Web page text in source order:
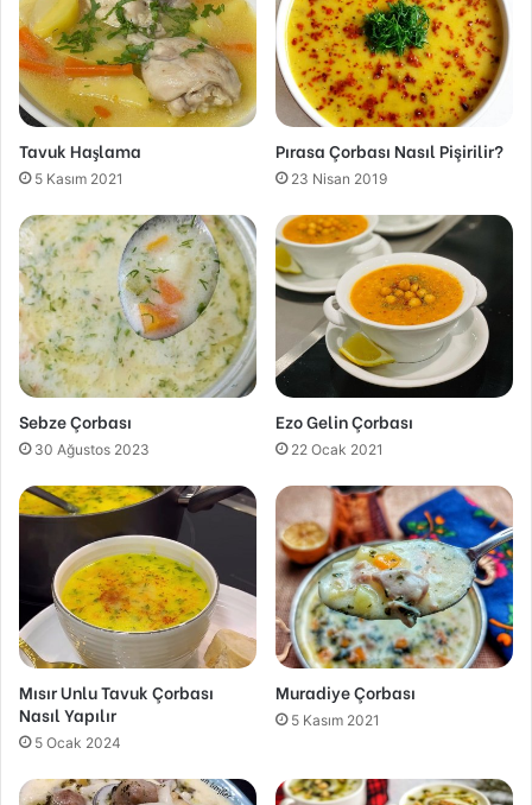
Tavuk Haşlama
5 Kasım 2021
Pırasa Çorbası Nasıl Pişirilir?
23 Nisan 2019
Sebze Çorbası
30 Ağustos 2023
Ezo Gelin Çorbası
22 Ocak 2021
Mısır Unlu Tavuk Çorbası
Nasıl Yapılır
5 Ocak 2024
Muradiye Çorbası
5 Kasım 2021